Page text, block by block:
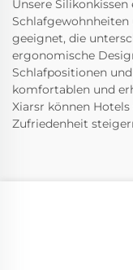
Unsere
geeignet, die
ergonomische
Schlafpositionen
komfortablen und
Xiarsr können
Zufriedenheit